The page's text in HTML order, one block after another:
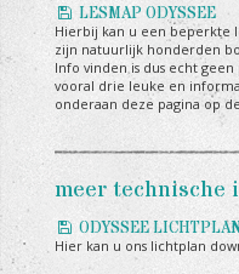
LESMAP ODYSSEE
Hierbij kan u een beperkte
zijn natuurlijk honderden
Info vinden is dus echt
vooral drie leuke en
onderaan deze pagina op
meer technische
ODYSSEE
Hier kan u ons lichtplan